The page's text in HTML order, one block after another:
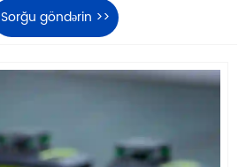
Sorğu göndərin >>